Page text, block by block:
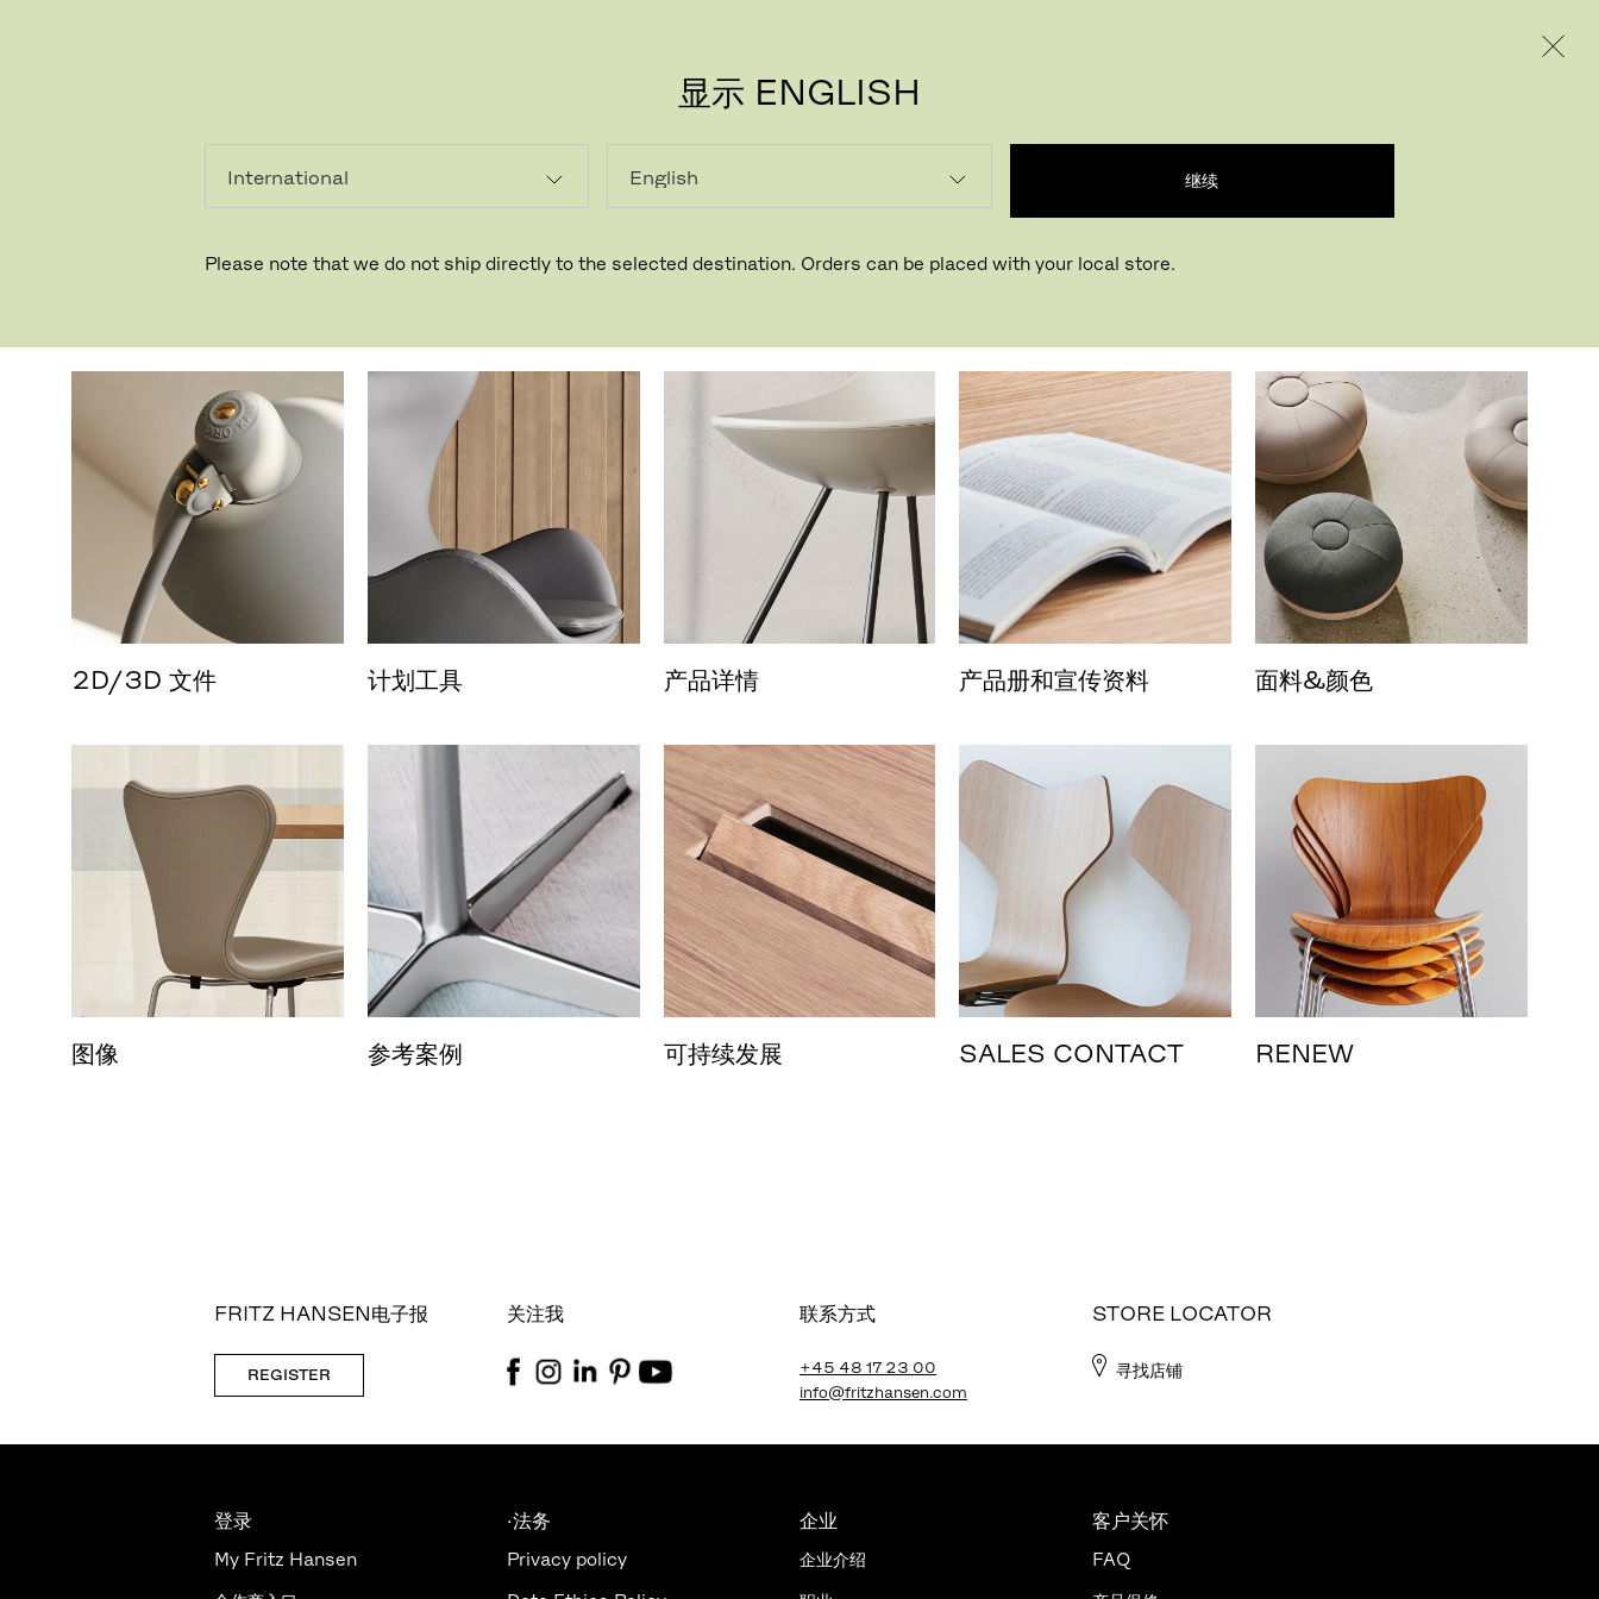
显示 ENGLISH
继续
Please note that we do not ship directly to the selected destination. Orders can be placed with your local store.
下载
2D/3D 文件 计划工具 产品详情 产品册和宣传资料 面料&颜色
图像 参考案例 可持续发展 SALES CONTACT RENEW
FRITZ HANSEN电子报
REGISTER
关注我 联系方式
+45 48 17 23 00
info@fritzhansen.com
STORE LOCATOR
寻找店铺
登录
My Fritz Hansen
·法务
Privacy policy
企业
企业介绍
客户关怀
FAQ